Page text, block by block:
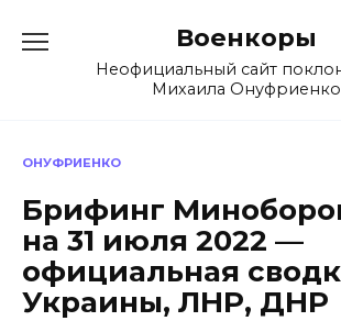
содержанию
Военкоры
Неофициальный сайт
Михаила Онуфриенко
ОНУФРИЕНКО
Брифинг
на 31 июля 2022 —
официальная
Украины, ЛНР, ДНР